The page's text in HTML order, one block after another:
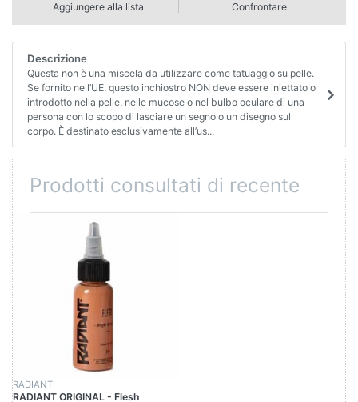
Aggiungere alla lista Confrontare
Descrizione
Questa non è una miscela da utilizzare come tatuaggio su pelle.
Se fornito nell’UE, questo inchiostro NON deve essere iniettato o
introdotto nella pelle, nelle mucose o nel bulbo oculare di una
persona con lo scopo di lasciare un segno o un disegno sul
corpo. È destinato esclusivamente all’us...
Prodotti consultati di recente
RADIANT
RADIANT ORIGINAL - Flesh